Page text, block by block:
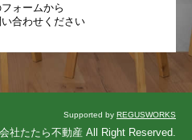
ォームから
合わせください
Supported by REGUSWORKS
社たたら不動産 All Right Reserved.